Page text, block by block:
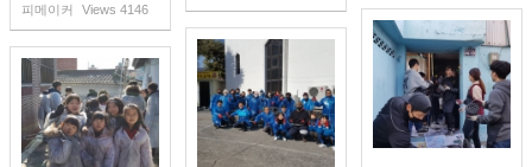
피메이커
Views 4146